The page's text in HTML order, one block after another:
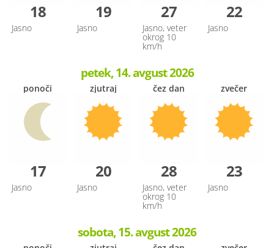
18
Jasno
19
Jasno
27
Jasno, veter
okrog 10
km/h
22
Jasno
petek, 14. avgust 2026
ponoči
17
Jasno
zjutraj
20
Jasno
čez dan
28
Jasno, veter
okrog 10
km/h
zvečer
23
Jasno
sobota, 15. avgust 2026